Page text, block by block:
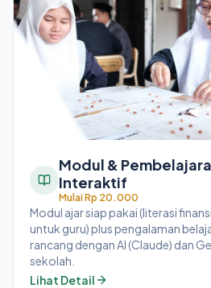
Modul &
Interaktif
Mulai Rp 20.000
Modul ajar siap pakai (literasi
untuk guru) plus pengalaman
rancang dengan AI (Claude) dan
sekolah.
Lihat Detail